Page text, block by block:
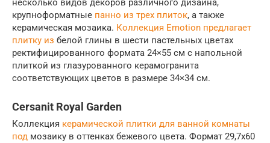
несколько видов декоров различного дизайна,
крупноформатные панно из трех плиток, а также
керамическая мозаика. Коллекция Emotion предлагает
плитку из белой глины в шести пастельных цветах
ректифицированного формата 24×55 см с напольной
плиткой из глазурованного керамогранита
соответствующих цветов в размере 34×34 см.
Cersanit Royal Garden
Коллекция керамической плитки для ванной комнаты
под мозаику в оттенках бежевого цвета. Формат 29,7х60